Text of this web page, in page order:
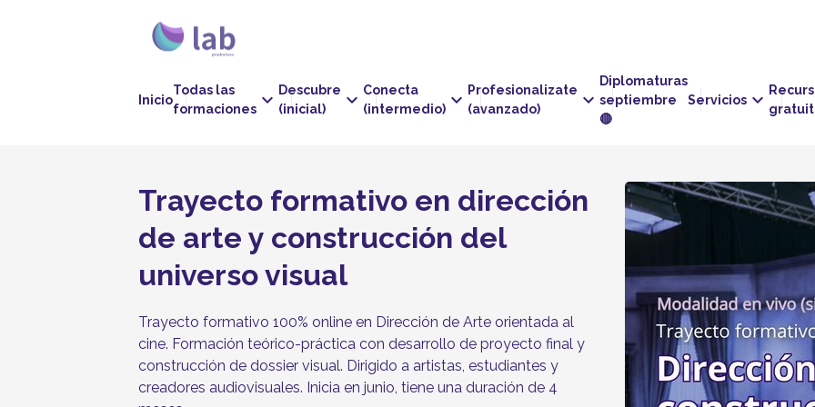
Inicio
Todas las
formaciones keyboard_arrow_down Descubre
(inicial)
keyboard_arrow_down Conecta
(intermedio) keyboard_arrow_down Profesionalizate
(avanzado)
keyboard_arrow_down
Diplomaturas
septiembre
🔴
Servicios keyboard_arrow_down
Trayecto formativo en dirección
de arte y construcción del
universo visual
Trayecto formativo 100% online en Dirección de Arte orientada al
cine. Formación teórico-práctica con desarrollo de proyecto final y
construcción de dossier visual. Dirigido a artistas, estudiantes y
creadores audiovisuales. Inicia en junio, tiene una duración de 4